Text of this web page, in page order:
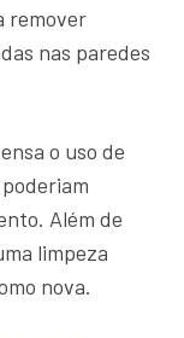
remover
nas paredes
o uso de
Além de
limpeza
nova.